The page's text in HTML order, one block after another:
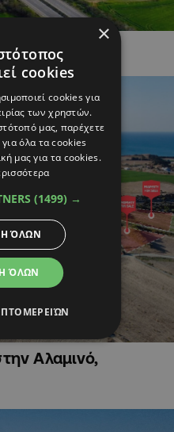
Περιοχές
Αλαμινό,
×
cookies
cookies για
των χρηστών.
μας, παρέχετε
όλα τα cookies
μας για τα cookies.
(1499) →
ΌΛΩΝ
ΌΛΩΝ